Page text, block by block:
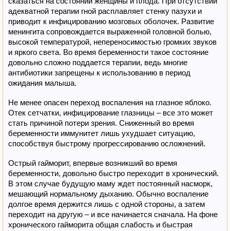
адекватной терапии гной расплавляет стенку пазухи и
приводит к инфицированию мозговых оболочек. Развитие
менингита сопровождается выраженной головной болью,
высокой температурой, непереносимостью громких звуков
и яркого света. Во время беременности такое состояние
довольно сложно поддается терапии, ведь многие
антибиотики запрещены к использованию в период
ожидания малыша.
Не менее опасен переход воспаления на глазное яблоко.
Отек сетчатки, инфицирование глазницы – все это может
стать причиной потери зрения. Сниженный во время
беременности иммунитет лишь ухудшает ситуацию,
способствуя быстрому прогрессированию осложнений.
Острый гайморит, впервые возникший во время
беременности, довольно быстро переходит в хронический.
В этом случае будущую маму ждет постоянный насморк,
мешающий нормальному дыханию. Обычно воспаление
долгое время держится лишь с одной стороны, а затем
переходит на другую – и все начинается сначала. На фоне
хронического гайморита общая слабость и быстрая